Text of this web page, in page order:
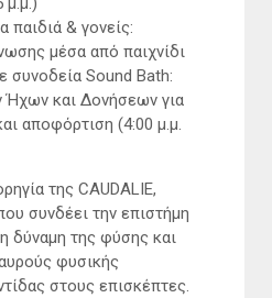
παιδιά & γονείς:
μέσα από παιχνίδι
συνοδεία Sound Bath:
Ήχων και Δονήσεων για
αποφόρτιση (4:00 μ.μ.
της CAUDALIE,
συνδέει την επιστήμη
δύναμη της φύσης και
φυσικής
στους επισκέπτες.